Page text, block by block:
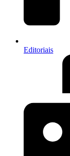
Editoriais